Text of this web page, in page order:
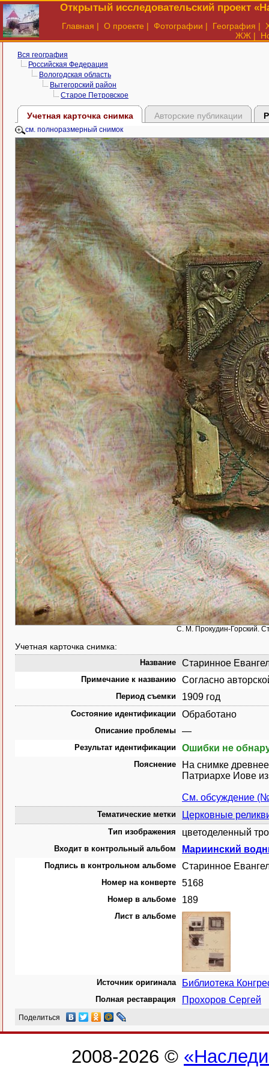
Открытый исследовательский проект
Главная | О проекте | Фотографии | География |
ЖЖ |
Вся география
Российская Федерация
Вологодская область
Вытегорский район
Старое Петровское
Учетная карточка снимка Авторские публикации
см. полноразмерный снимок
С. М. Прокудин-Горский.
Учетная карточка снимка:
Название Старинное
Примечание к названию Согласно
Период съемки 1909 год
Состояние идентификации Обработано
Описание проблемы —
Результат идентификации Ошибки не
Пояснение
На снимке
Патриархе Иове
См. обсуждение
Тематические метки Церковные
Тип изображения цветоделенный
Входит в контрольный альбом Мариинский
Подпись в контрольном альбоме Старинное
Номер на конверте 5168
Номер в альбоме 189
Лист в альбоме
Источник оригинала Библиотека
Полная реставрация Прохоров Сергей
Поделиться
2008-2026 ©